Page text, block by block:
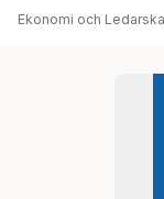
Ekonomi och